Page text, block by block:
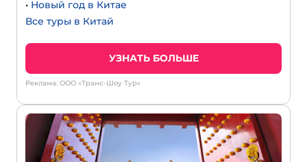
• Новый год в Китае
Все туры в Китай
УЗНАТЬ БОЛЬШЕ
Реклама: ООО «Транс-Шоу Тур»